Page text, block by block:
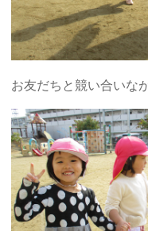
お友だちと競い合いな